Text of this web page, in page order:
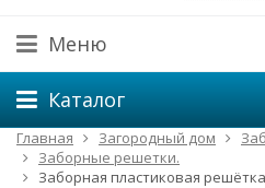
Меню
Каталог
Главная Загородный дом
Заборные решетки.
Заборная пластиковая